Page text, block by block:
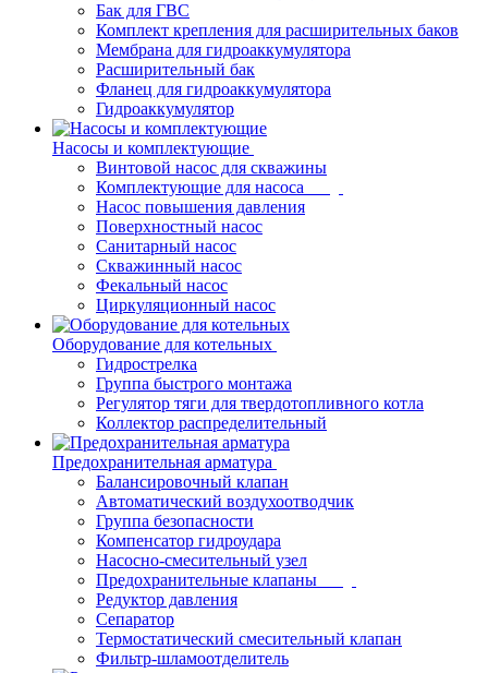
Бак для ГВС
Комплект крепления для расширительных баков
Мембрана для гидроаккумулятора
Расширительный бак
Фланец для гидроаккумулятора
Гидроаккумулятор
Насосы и комплектующие
Винтовой насос для скважины
Комплектующие для насоса
Насос повышения давления
Поверхностный насос
Санитарный насос
Скважинный насос
Фекальный насос
Циркуляционный насос
Оборудование для котельных
Гидрострелка
Группа быстрого монтажа
Регулятор тяги для твердотопливного котла
Коллектор распределительный
Предохранительная арматура
Балансировочный клапан
Автоматический воздухоотводчик
Группа безопасности
Компенсатор гидроудара
Насосно-смесительный узел
Предохранительные клапаны
Редуктор давления
Сепаратор
Термостатический смесительный клапан
Фильтр-шламоотделитель